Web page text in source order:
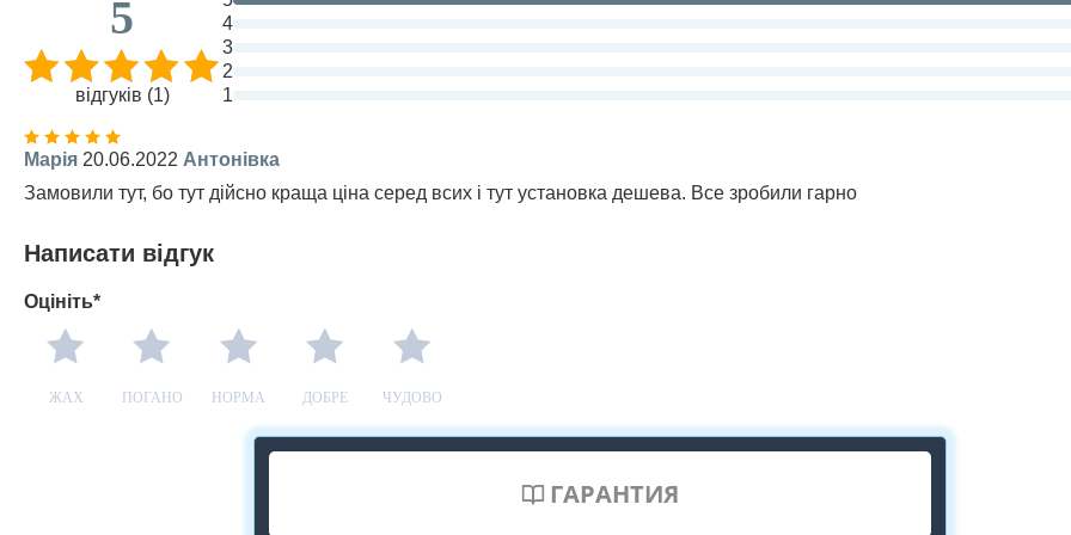
5
відгуків (1)
4
3
2
1
Марія 20.06.2022 Антонівка
Замовили тут, бо тут дійсно краща ціна серед всих і тут установка дешева. Все зробили гарно
Написати відгук
Оцініть*
ЖАХ ПОГАНО НОРМА ДОБРЕ ЧУДОВО
ГАРАНТИЯ